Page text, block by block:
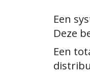
Een
Deze
Een